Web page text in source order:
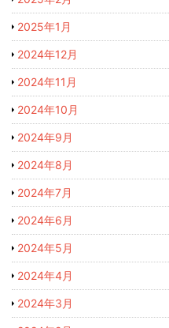
2025年1月
2024年12月
2024年11月
2024年10月
2024年9月
2024年8月
2024年7月
2024年6月
2024年5月
2024年4月
2024年3月